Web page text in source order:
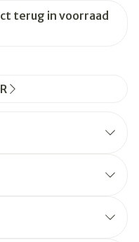
terug in voorraad